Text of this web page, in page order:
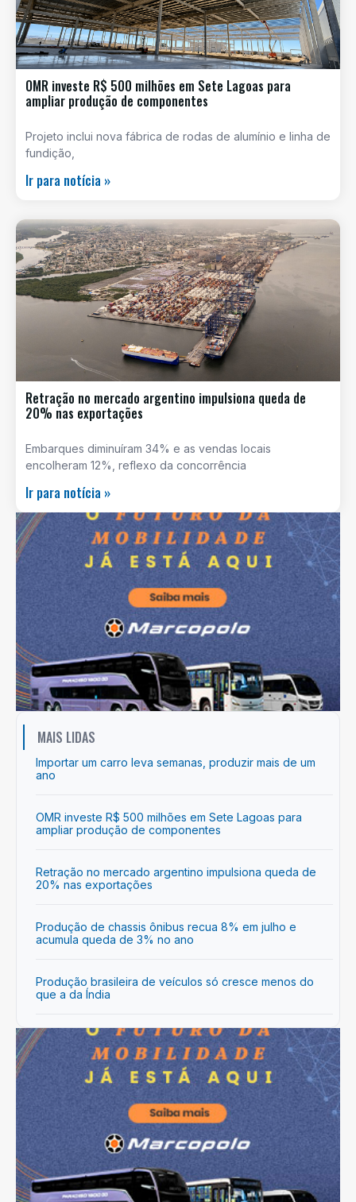
OMR investe R$ 500 milhões em Sete Lagoas para
ampliar produção de componentes
Projeto inclui nova fábrica de rodas de alumínio e linha de
fundição,
Ir para notícia »
Retração no mercado argentino impulsiona queda de
20% nas exportações
Embarques diminuíram 34% e as vendas locais
encolheram 12%, reflexo da concorrência
Ir para notícia »
MAIS LIDAS
Importar um carro leva semanas, produzir mais de um
ano
OMR investe R$ 500 milhões em Sete Lagoas para
ampliar produção de componentes
Retração no mercado argentino impulsiona queda de
20% nas exportações
Produção de chassis ônibus recua 8% em julho e
acumula queda de 3% no ano
Produção brasileira de veículos só cresce menos do
que a da Índia